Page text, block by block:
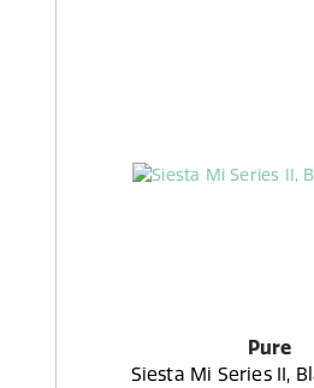
Pure
Siesta Mi Series II,